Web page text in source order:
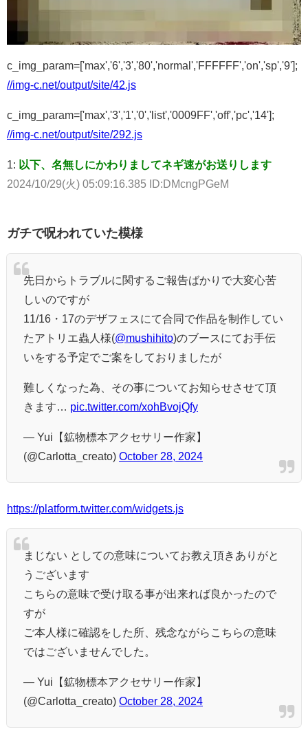
c_img_param=['max','6','3','80','normal','FFFFFF','on','sp','9'];
//img-c.net/output/site/42.js
c_img_param=['max','3','1','0','list','0009FF','off','pc','14'];
//img-c.net/output/site/292.js
1: 以下、名無しにかわりましてネギ速がお送りします
2024/10/29(火) 05:09:16.385 ID:DMcngPGeM
ガチで呪われていた模様
先日からトラブルに関するご報告ばかりで大変心苦
しいのですが
11/16・17のデザフェスにて合同で作品を制作してい
たアトリエ蟲人様(@mushihito)のブースにてお手伝
いをする予定でご案をしておりましたが
難しくなった為、その事についてお知らせさせて頂
きます… pic.twitter.com/xohBvojQfy
— Yui【鉱物標本アクセサリー作家】
(@Carlotta_creato) October 28, 2024
https://platform.twitter.com/widgets.js
まじない としての意味についてお教え頂きありがと
うございます
こちらの意味で受け取る事が出来れば良かったので
すが
ご本人様に確認をした所、残念ながらこちらの意味
ではございませんでした。
— Yui【鉱物標本アクセサリー作家】
(@Carlotta_creato) October 28, 2024